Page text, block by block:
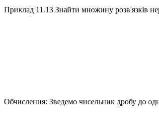
Приклад 11.13 Знайти множину розв'язків
Обчислення: Зведемо чисельник дробу до